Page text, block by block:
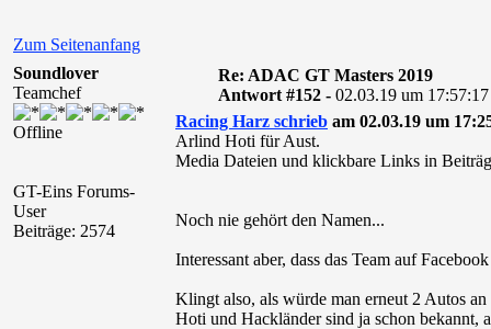
Zum Seitenanfang
Soundlover
Teamchef
Offline
GT-Eins Forums-
User
Beiträge: 2574
Re: ADAC GT Masters 2019
Antwort #152 - 02.03.19 um 17:57:17
Racing Harz schrieb am 02.03.19 um
Arlind Hoti für Aust.
Media Dateien und klickbare Links in
Noch nie gehört den Namen...
Interessant aber, dass das Team auf
Klingt also, als würde man erneut 2 Autos
Hoti und Hackländer sind ja schon bekannt,